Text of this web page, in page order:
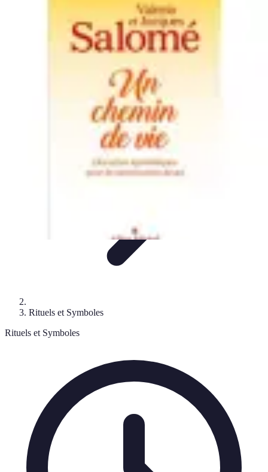
Organisation de Funérailles
OrganisationRédaction et
Rituels d'AdieuOrganisation de la cérémonie
Rituels et Symboles
Rituels et Symboles